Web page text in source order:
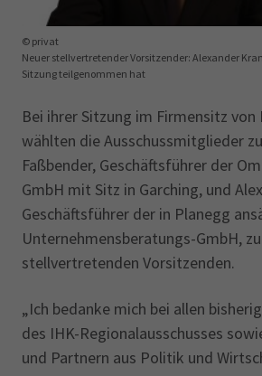
Neuer stellvertretender Vorsitzender: Alexander
Sitzung teilgenommen hat
© privat
Bei ihrer Sitzung im Firmensitz von
wählten die Ausschussmitglieder
Faßbender, Geschäftsführer der
GmbH mit Sitz in Garching, und
Geschäftsführer der in Planegg
Unternehmensberatungs-GmbH,
stellvertretenden Vorsitzenden.
„Ich bedanke mich bei allen
des IHK-Regionalausschusses
und Partnern aus Politik und